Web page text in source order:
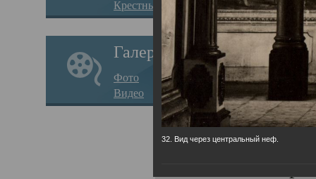
Крестные ходы
Галерея
Фото
Видео
32. Вид через центральный неф.